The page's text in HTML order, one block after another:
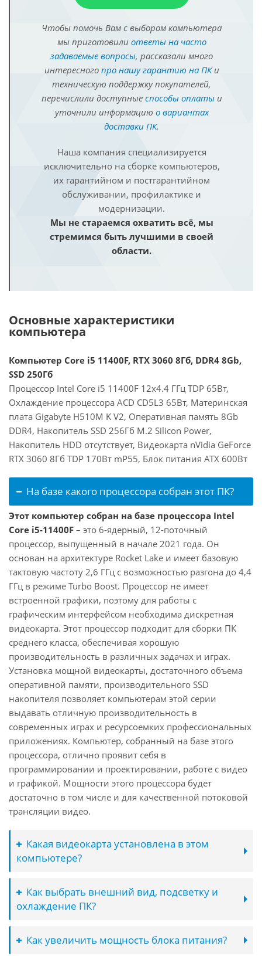
Чтобы помочь Вам с выбором компьютера
мы приготовили ответы на часто
задаваемые вопросы, рассказали много
интересного про нашу гарантию на ПКи
техническую поддержку покупателей,
перечислили доступные способы оплатыи
уточнили информацию о вариантах
доставки ПК.
Наша компания специализируется
исключительно на сборке компьютеров,
их гарантийном и постгарантийном
обслуживании, профилактике и
модернизации.
Мы не стараемся охватить всё, мы
стремимся быть лучшими в своей
области.
Основные характеристики
компьютера
Компьютер Core i5 11400F, RTX 3060 8Гб, DDR4 8Gb,
SSD 250Гб
Процессор Intel Core i5 11400F 12x4.4 ГГц TDP 65Вт,
Охлаждение процессора ACD CD5L3 65Вт, Материнская
плата Gigabyte H510M K V2, Оперативная память 8Gb
DDR4, Накопитель SSD 256Гб M.2 Silicon Power,
Накопитель HDD отсутствует, Видеокарта nVidia GeForce
RTX 3060 8Гб TDP 170Вт mP55, Блок питания ATX 600Вт
На базе какого процессора собран этот ПК?
Этот компьютер собран на базе процессора Intel
Core i5-11400F – это 6-ядерный, 12-поточный
процессор, выпущенный в начале 2021 года. Он
основан на архитектуре Rocket Lake и имеет базовую
тактовую частоту 2,6 ГГц с возможностью разгона до 4,4
ГГц в режиме Turbo Boost. Процессор не имеет
встроенной графики, поэтому для работы с
графическим интерфейсом необходима дискретная
видеокарта. Этот процессор подходит для сборки ПК
среднего класса, обеспечивая хорошую
производительность в различных задачах и играх.
Установка мощной видеокарты, достаточного объема
оперативной памяти, производительного SSD
накопителя позволяет компьютерам этой серии
выдавать отличную производительность в
современных играх и ресурсоемких профессиональных
приложениях. Компьютер, собранный на базе этого
процессора, отлично проявит себя в
программировании и проектировании, работе с видео
и графикой. Мощности этого процессора будет
достаточно в том числе и для качественной потоковой
трансляции видео.
Какая видеокарта установлена в этом
компьютере?
Как выбрать внешний вид, подсветку и
охлаждение ПК?
Как увеличить мощность блока питания?